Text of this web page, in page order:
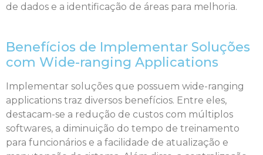
de dados e a identificação de áreas para melhoria.
Benefícios de Implementar Soluções
com Wide-ranging Applications
Implementar soluções que possuem wide-ranging
applications traz diversos benefícios. Entre eles,
destacam-se a redução de custos com múltiplos
softwares, a diminuição do tempo de treinamento
para funcionários e a facilidade de atualização e